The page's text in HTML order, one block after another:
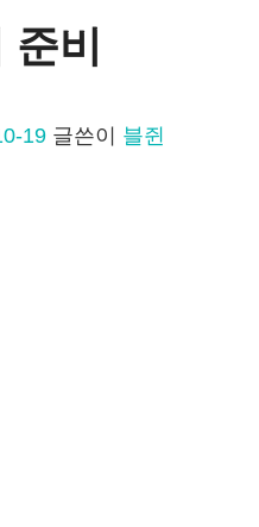
준비
19 글쓴이 블쥔